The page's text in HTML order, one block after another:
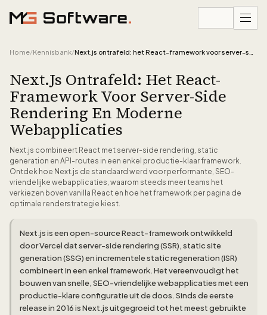
Home/Kennisbank/
Next.js Ontrafeld: Het React-
Framework Voor Server-Side
Rendering En Moderne
Webapplicaties
Next.js combineert React met server-side rendering, static
generation en API-routes in een enkel productie-klaar framework.
Ontdek hoe Next.js de standaard werd voor performante, SEO-
vriendelijke webapplicaties, waarom steeds meer teams het
verkiezen boven vanilla React en hoe het framework per pagina de
optimale renderstrategie kiest.
Next.js is een open-source React-framework ontwikkeld
door Vercel dat server-side rendering (SSR), static site
generation (SSG) en incrementele static regeneration (ISR)
combineert in een enkel framework. Het vereenvoudigt het
bouwen van snelle, SEO-vriendelijke webapplicaties met een
productie-klare configuratie uit de doos. Sinds de eerste
release in 2016 is Next.js uitgegroeid tot het meest gebruikte